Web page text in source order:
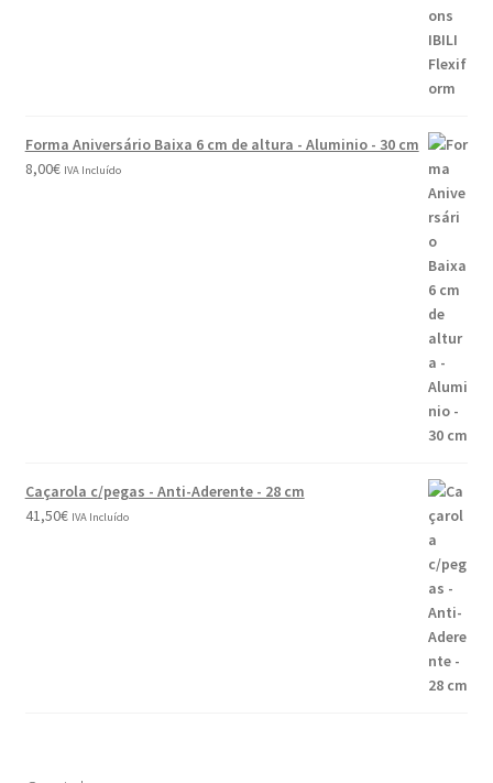
Forma Aniversário Baixa 6 cm de altura - Aluminio - 30 cm
8,00€ IVA Incluído
Caçarola c/pegas - Anti-Aderente - 28 cm
41,50€ IVA Incluído